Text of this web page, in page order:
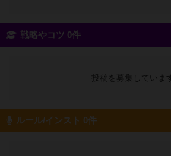
戦略やコツ 0件
投稿を募集しています
ルール/インスト 0件